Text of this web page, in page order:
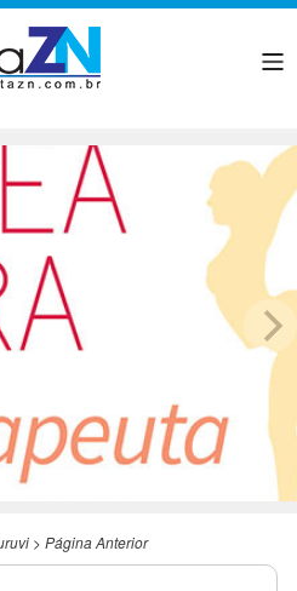
> Página Anterior